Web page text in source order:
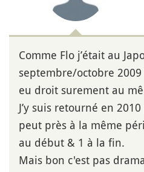
Comme Flo j’était au
septembre/octobre
eu droit surement au
J’y suis retourné en
peut près à la même
au début & 1 à la fin.
Mais bon c'est pas